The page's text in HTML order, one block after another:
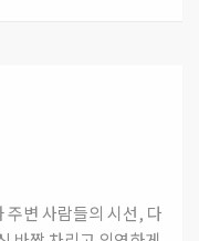
주변 사람들의 시선, 다